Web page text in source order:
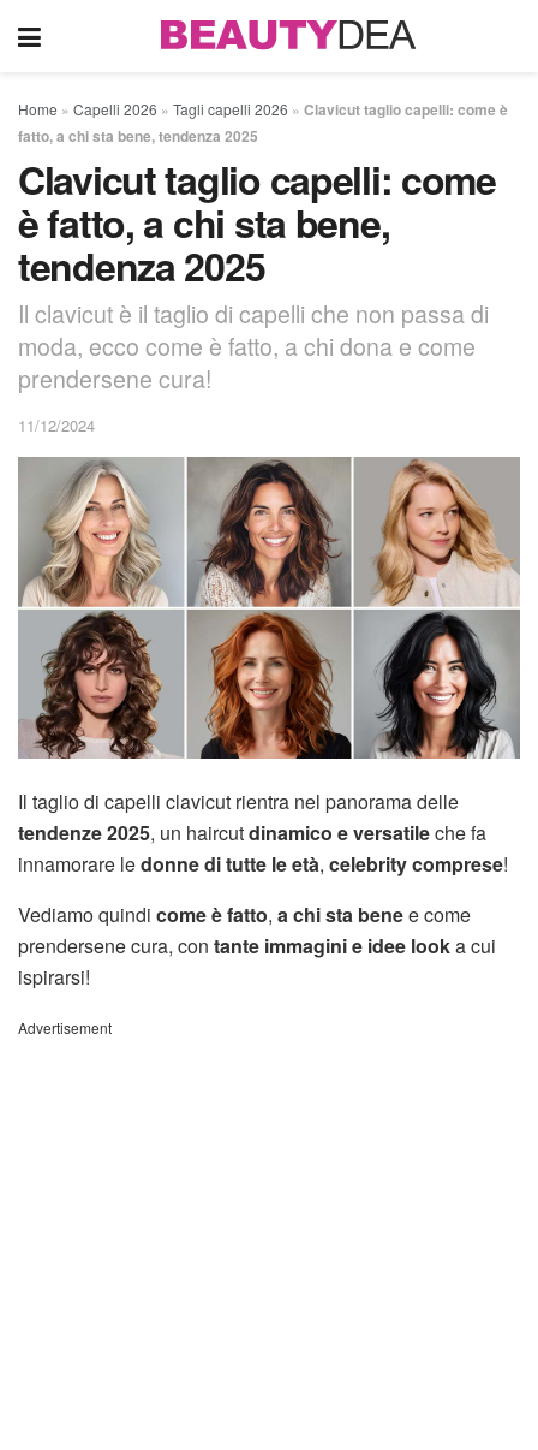
Home » Capelli 2026 » Tagli capelli 2026 » Clavicut taglio capelli: come è
fatto, a chi sta bene, tendenza 2025
Clavicut taglio capelli: come
è fatto, a chi sta bene,
tendenza 2025
Il clavicut è il taglio di capelli che non passa di
moda, ecco come è fatto, a chi dona e come
prendersene cura!
11/12/2024
Il taglio di capelli clavicut rientra nel panorama delle
tendenze 2025, un haircutdinamico e versatileche fa
innamorare ledonne di tutte le età, celebrity comprese!
Vediamo quindi come è fatto, a chi sta benee come
prendersene cura, con tante immagini e idee looka cui
ispirarsi!
Advertisement